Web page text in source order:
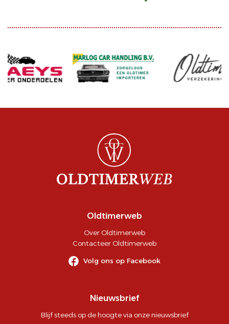
Oldtimerweb
Over Oldtimerweb
Contacteer Oldtimerweb
Volg ons op Facebook
Nieuwsbrief
Blijf steeds op de hoogte via onze nieuwsbrief